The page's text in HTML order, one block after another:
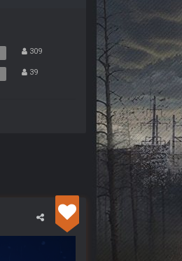
309
39